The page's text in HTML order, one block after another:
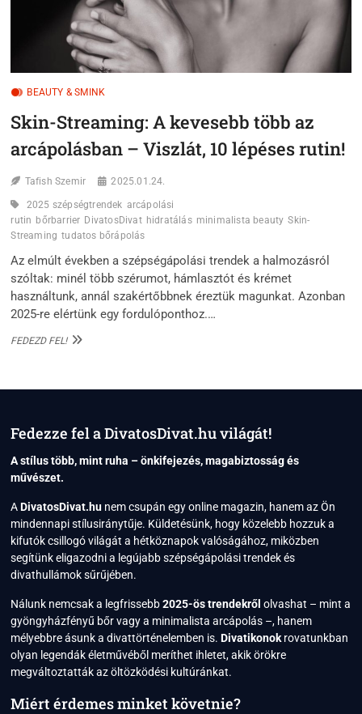
BEAUTY & SMINK
Skin-Streaming: A kevesebb több az
arcápolásban – Viszlát, 10 lépéses rutin!
Tafish Szemir 2025.01.24.
2025 szépségtrendek arcápolási
rutin bőrbarrier DivatosDivat hidratálás minimalista beauty Skin-
Streaming tudatos bőrápolás
Az elmúlt években a szépségápolási trendek a halmozásról
szóltak: minél több szérumot, hámlasztót és krémet
használtunk, annál szakértőbbnek éreztük magunkat. Azonban
2025-re elértünk egy fordulóponthoz.…
FEDEZD FEL!SKIN-
–
VISZLÁT,
10
Fedezze fel a DivatosDivat.hu világát!
A stílus több, mint ruha – önkifejezés, magabiztosság és
művészet.
ADivatosDivat.hu nem csupán egy online magazin, hanem az Ön
mindennapi stílusiránytűje. Küldetésünk, hogy közelebb hozzuk a
kifutók csillogó világát a hétköznapok valóságához, miközben
segítünk eligazodni a legújabb szépségápolási trendek és
divathullámok sűrűjében.
Nálunk nemcsak a legfrissebb2025-ös trendekről olvashat – mint a
gyöngyházfényű bőr vagy a minimalista arcápolás –, hanem
mélyebbre ásunk a divattörténelemben is.Divatikonok rovatunkban
olyan legendák életművéből meríthet ihletet, akik örökre
megváltoztatták az öltözködési kultúránkat.
Miért érdemes minket követnie?